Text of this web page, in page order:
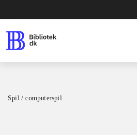
Spil / computerspil